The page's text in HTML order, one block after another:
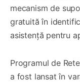
mecanism de
gratuită în
asistență pentru
Programul de
a fost lansat în